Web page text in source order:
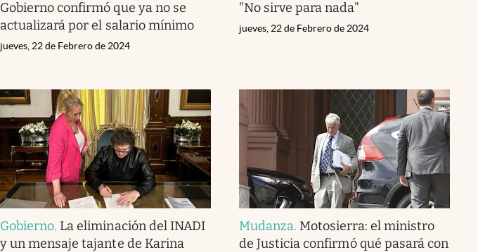
Gobierno confirmó que ya no se
actualizará por el salario mínimo
jueves, 22 de Febrero de 2024
"No sirve para nada"
jueves, 22 de Febrero de 2024
Gobierno. La eliminación del INADI
y un mensaje tajante de Karina
Mudanza. Motosierra: el ministro
de Justicia confirmó qué pasará con